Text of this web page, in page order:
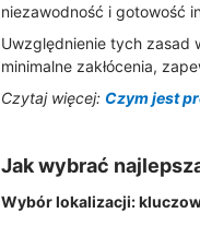
niezawodność i gotowość
Uwzględnienie tych zasad
minimalne zakłócenia,
Czytaj więcej: Czym jest
Jak wybrać
Wybór lokalizacji: